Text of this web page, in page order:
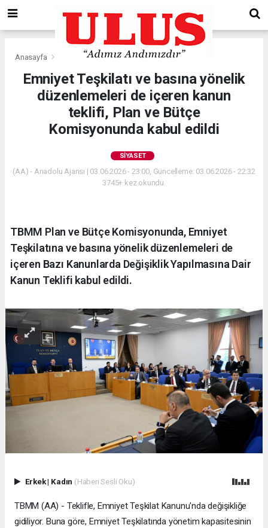
Anasayfa
Emniyet Teşkilatı ve basına yönelik
düzenlemeleri de içeren kanun
teklifi, Plan ve Bütçe
Komisyonunda kabul edildi
SIYASET
(AA) - Anadolu Ajansı | 03.06.2026 - 23:00, Güncelleme: 03.06.2026 - 22:32
3745+ kez okundu.
TBMM Plan ve Bütçe Komisyonunda, Emniyet
Teşkilatına ve basına yönelik düzenlemeleri de
içeren Bazı Kanunlarda Değişiklik Yapılmasına Dair
Kanun Teklifi kabul edildi.
Erkek| Kadın (Haberi Sesli Oku)
TBMM (AA) - Teklifle, Emniyet Teşkilat Kanunu'nda değişikliğe
gidiliyor. Buna göre, Emniyet Teşkilatında yönetim kapasitesinin